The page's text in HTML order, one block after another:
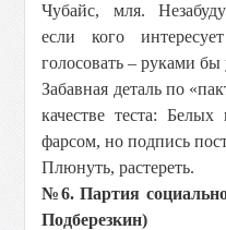
Чубайс, мля.
если кого
голосовать – руками бы
Забавная деталь по
качестве теста:
фарсом, но подпись
Плюнуть, растереть.
№6. Партия
Подберезкин)